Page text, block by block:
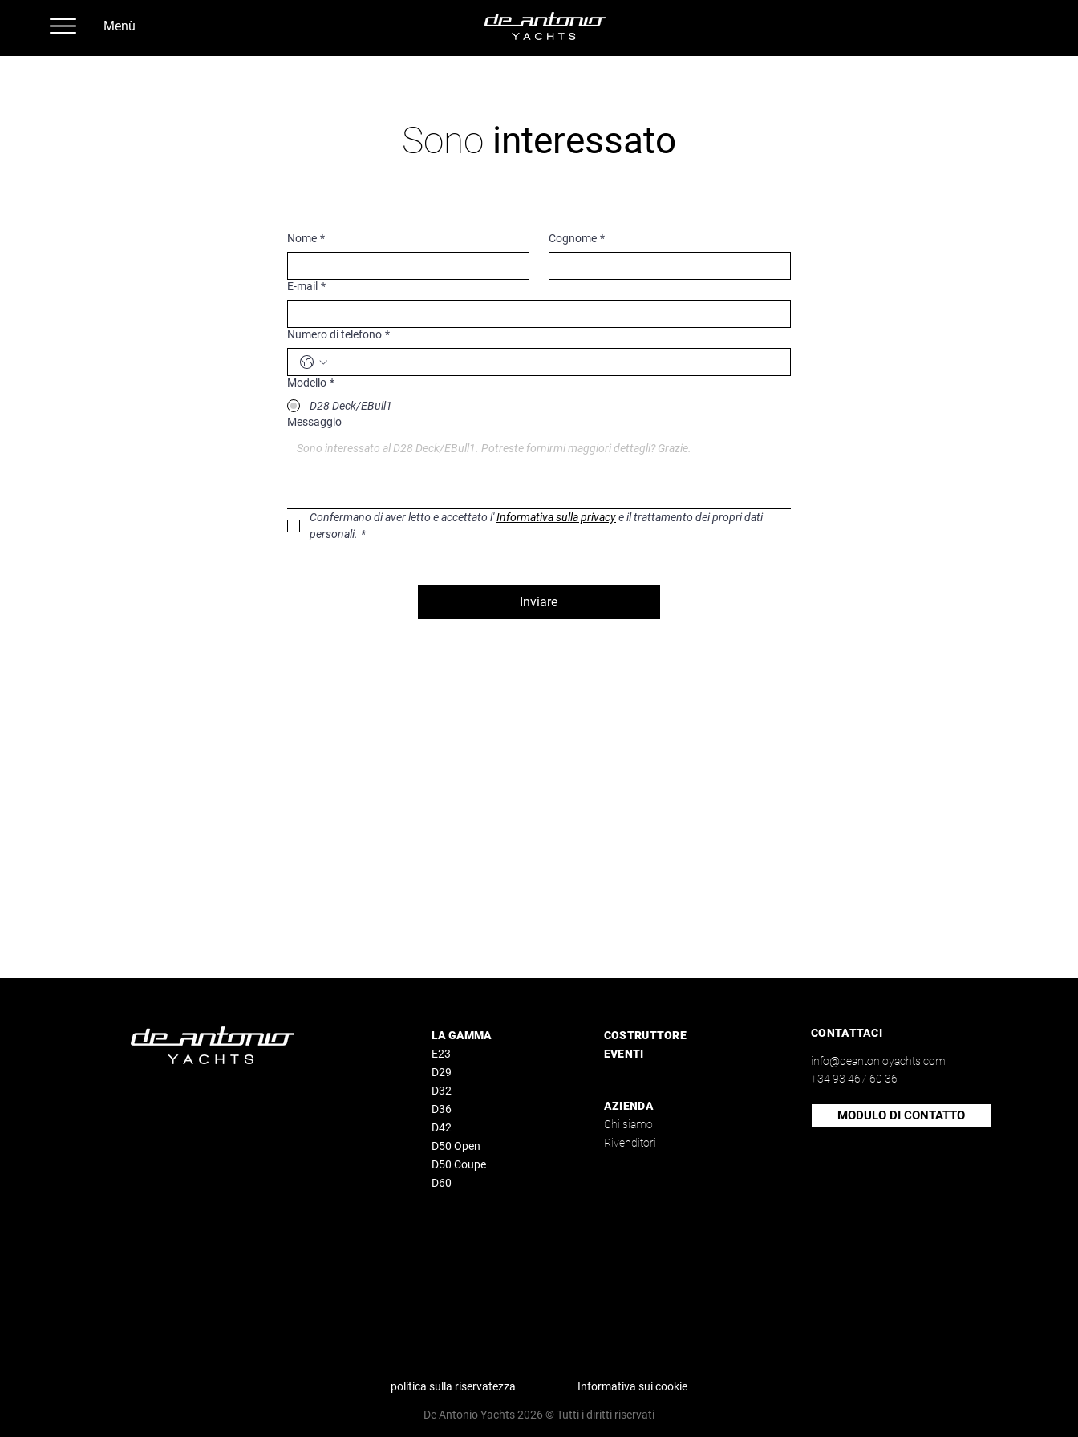
Menù
Sono interessato
Nome * Cognome *
E-mail *
Numero di telefono *
Modello *
D28 Deck/EBull1
Messaggio
Confermano di aver letto e accettato l' Informativa sulla privacy e il trattamento dei propri dati
personali. *
Inviare
LA GAMMA
E23
D29
D32
D36
D42
D50 Open
D50 Coupe
D60
COSTRUTTORE
EVENTI
AZIENDA
Chi siamo
Rivenditori
CONTATTACI
info@deantonioyachts.com
+34 93 467 60 36
MODULO DI CONTATTO
politica sulla riservatezza Informativa sui cookie
De Antonio Yachts 2026 © Tutti i diritti riservati